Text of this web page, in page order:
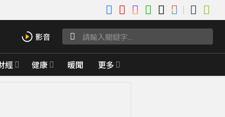
經 健康 暖聞 更多